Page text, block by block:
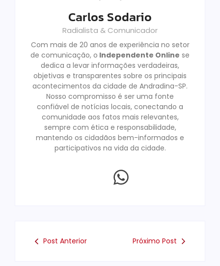
Carlos Sodario
Radialista & Comunicador
Com mais de 20 anos de experiência no setor
de comunicação, o Independente Online se
dedica a levar informações verdadeiras,
objetivas e transparentes sobre os principais
acontecimentos da cidade de Andradina-SP.
Nosso compromisso é ser uma fonte
confiável de notícias locais, conectando a
comunidade aos fatos mais relevantes,
sempre com ética e responsabilidade,
mantendo os cidadãos bem-informados e
participativos na vida da cidade.
Post Anterior Próximo Post